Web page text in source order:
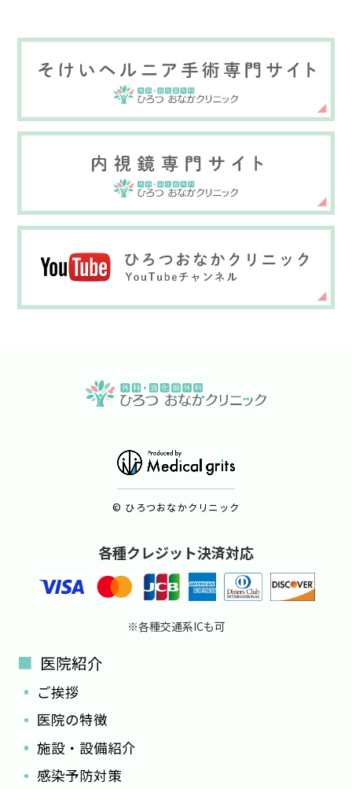
© ひろつおなかクリニック
各種クレジット決済対応
※各種交通系ICも可
医院紹介
ご挨拶
医院の特徴
施設・設備紹介
感染予防対策